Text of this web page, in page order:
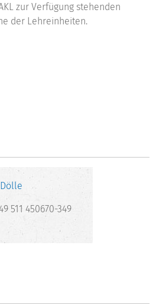
zur Verfügung stehenden
der Lehreinheiten.
511 450670-349